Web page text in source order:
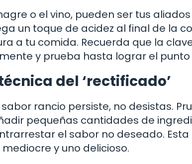
o el vino, pueden ser tus
un toque de acidez al final de la
a tu comida. Recuerda que la
y prueba hasta lograr el
del ‘rectificado’
rancio persiste, no desistas.
pequeñas cantidades de
el sabor no deseado.
y uno delicioso.